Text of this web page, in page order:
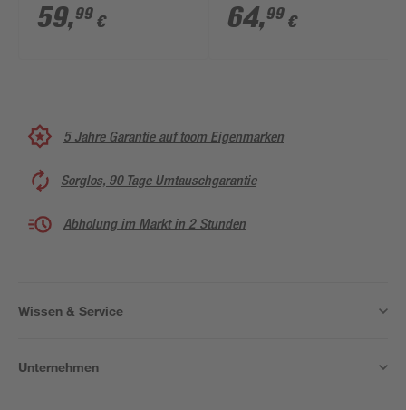
- 48 mm Granit Ø 45
cm
59,99 €
- 48 mm Granit 45 x
45 x cm
64,99 €
5 Jahre Garantie auf toom Eigenmarken
Sorglos, 90 Tage Umtauschgarantie
Abholung im Markt in 2 Stunden
Wissen & Service
Unternehmen